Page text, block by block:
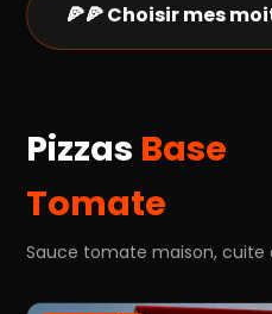
🍕🍕 Choisir mes
Pizzas Base
Tomate
Sauce tomate maison, cuite